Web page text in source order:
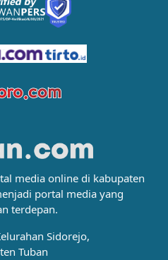
media online di kabupaten
portal media yang
terdepan.
Sidorejo,
Tuban